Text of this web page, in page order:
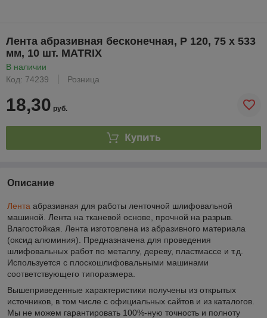
Лента абразивная бесконечная, P 120, 75 х 533
мм, 10 шт. MATRIX
В наличии
Код: 74239
Розница
18,30 руб.
Купить
Описание
Лента абразивная для работы ленточной шлифовальной
машиной. Лента на тканевой основе, прочной на разрыв.
Влагостойкая. Лента изготовлена из абразивного материала
(оксид алюминия). Предназначена для проведения
шлифовальных работ по металлу, дереву, пластмассе и т.д.
Используется с плоскошлифовальными машинами
соответствующего типоразмера.
Вышеприведенные характеристики получены из открытых
источников, в том числе с официальных сайтов и из каталогов.
Мы не можем гарантировать 100%-ную точность и полноту